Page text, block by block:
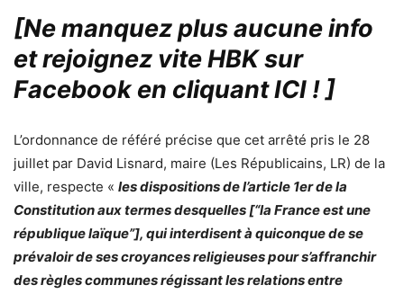
[Ne manquez plus aucune info
et rejoignez vite HBK sur
Facebook en cliquant ICI !]
L’ordonnance de référé précise que cet arrêté pris le 28
juillet par David Lisnard, maire (Les Républicains, LR) de la
ville, respecte « les dispositions de l’article 1er de la
Constitution aux termes desquelles [“la France est une
république laïque”], qui interdisent à quiconque de se
prévaloir de ses croyances religieuses pour s’affranchir
des règles communes régissant les relations entre